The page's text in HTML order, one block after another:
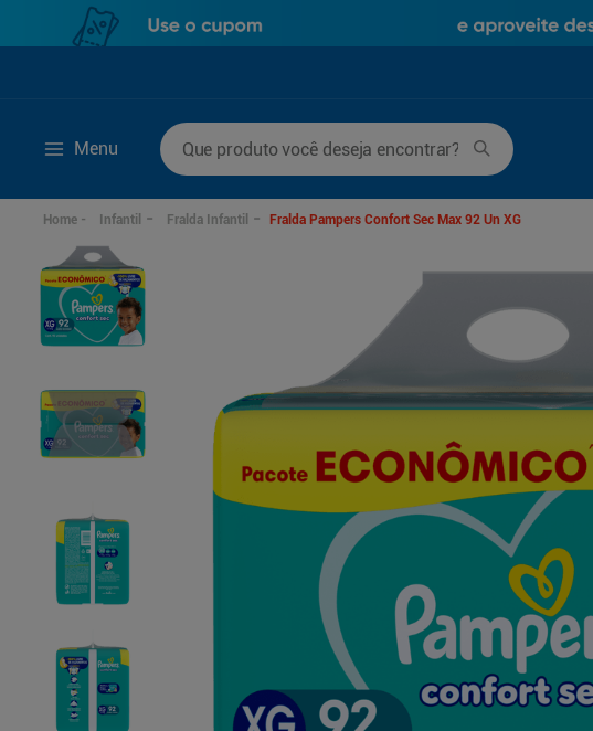
Menu
Que produto você deseja encontrar?
Infantil Fralda Infantil Fralda Pampers Confort Sec Max 92 Un XG
Termos mais buscados
lenço umedecido
fralda xg
rosuvastatina 20mg
9º
10º ozivy